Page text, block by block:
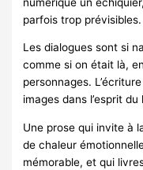
parfois trop prévisibles.
Les dialogues sont si
comme si on était là,
personnages.
images dans l’esprit
Une prose qui invite à
de chaleur
mémorable, et qui